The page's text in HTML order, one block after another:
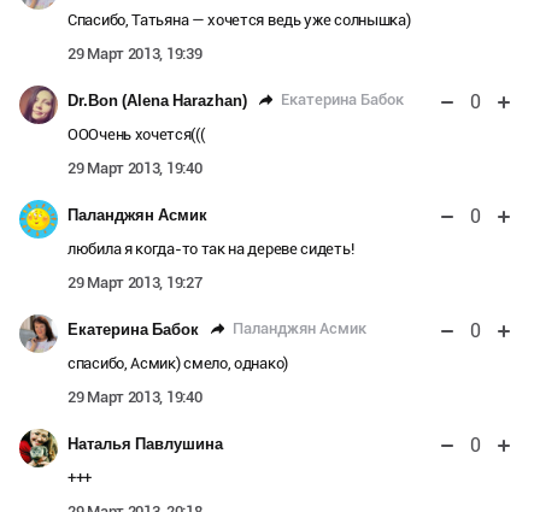
Спасибо, Татьяна — хочется ведь уже солнышка)
29 Март 2013, 19:39
Dr.Bon (Alena Harazhan) Екатерина Бабок 0
ОООчень хочется(((
29 Март 2013, 19:40
Паланджян Асмик 0
любила я когда-то так на дереве сидеть!
29 Март 2013, 19:27
Екатерина Бабок Паланджян Асмик 0
спасибо, Асмик) смело, однако)
29 Март 2013, 19:40
Наталья Павлушина 0
+++